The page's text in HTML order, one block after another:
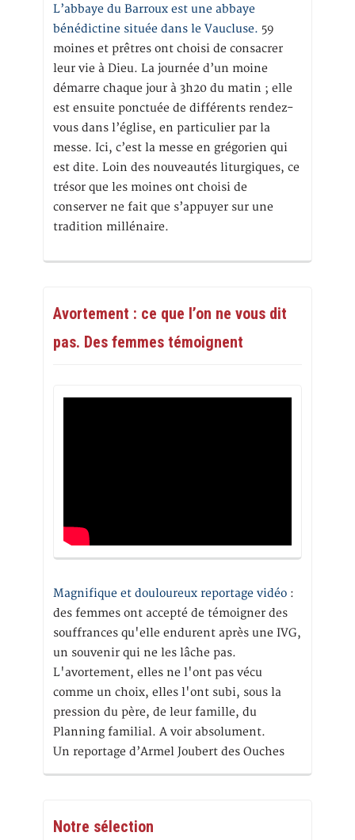
L’abbaye du Barroux est une abbaye
bénédictine située dans le Vaucluse. 59
moines et prêtres ont choisi de consacrer
leur vie à Dieu. La journée d’un moine
démarre chaque jour à 3h20 du matin ; elle
est ensuite ponctuée de différents rendez-
vous dans l’église, en particulier par la
messe. Ici, c’est la messe en grégorien qui
est dite. Loin des nouveautés liturgiques, ce
trésor que les moines ont choisi de
conserver ne fait que s’appuyer sur une
tradition millénaire.
Avortement : ce que l’on ne vous dit
pas. Des femmes témoignent
Magnifique et douloureux reportage vidéo :
des femmes ont accepté de témoigner des
souffrances qu'elle endurent après une IVG,
un souvenir qui ne les lâche pas.
L'avortement, elles ne l'ont pas vécu
comme un choix, elles l'ont subi, sous la
pression du père, de leur famille, du
Planning familial. A voir absolument.
Un reportage d’Armel Joubert des Ouches
Notre sélection